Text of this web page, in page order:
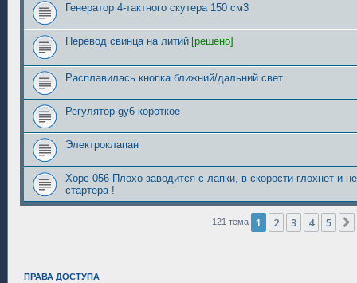
Генератор 4-тактного скутера 150 см3
Перевод свинца на литий [решено]
Расплавилась кнопка ближний/дальний свет
Регулятор gy6 короткое
Электроклапан
Хорс 056 Плохо заводится с лапки, в скорости глохнет и
стартера !
121 тема 1 2 3 4 5
ПРАВА ДОСТУПА